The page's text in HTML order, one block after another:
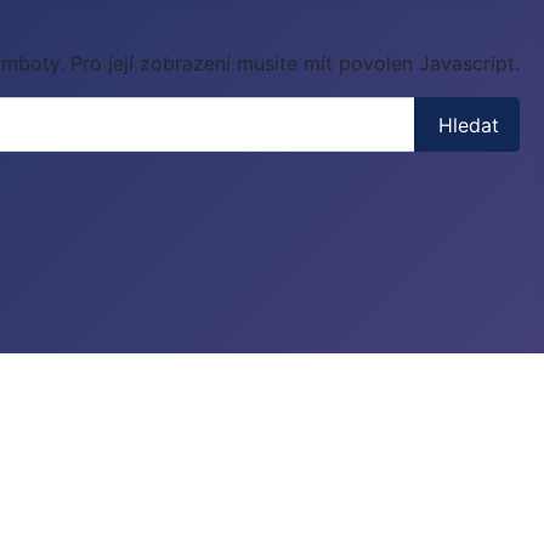
Pro její zobrazení musíte mít povolen Javascript.
Hledat